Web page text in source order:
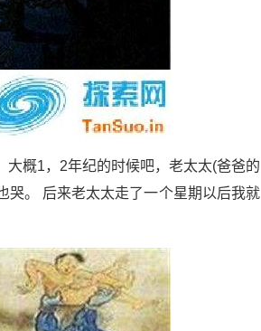
概1，2年纪的时候吧，老太太(爸爸的
哭。 后来老太太走了一个星期以后我就